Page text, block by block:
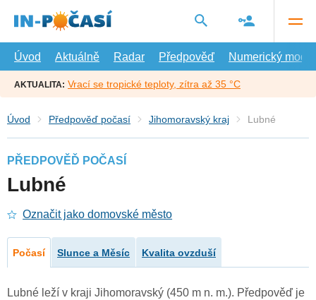
hlavní
Úvod
Aktuálně Radar Předpověď Numerický model
AKTUALITA: Vrací se tropické teploty, zítra až 35 °C
Úvod Předpověď počasí Jihomoravský kraj Lubné
PŘEDPOVĚĎ POČASÍ
Lubné
Označit jako domovské město
Počasí Slunce a Měsíc Kvalita ovzduší
Lubné leží v kraji Jihomoravský (450 m n. m.). Předpověď je